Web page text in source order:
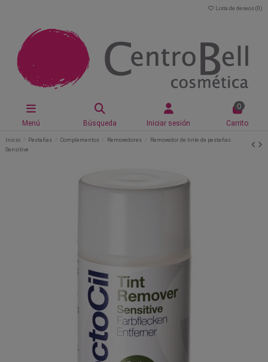
Lista de deseos (0 )
Menú Búsqueda Iniciar sesión
0
Carrito
Inicio Pestañas Complementos Removedores
Removedor de tinte de pestañas
Sensitive